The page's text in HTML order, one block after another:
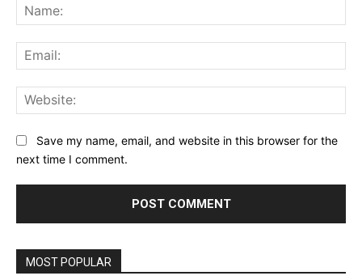
Save my name, email, and website in this browser for the
next time I comment.
MOST POPULAR